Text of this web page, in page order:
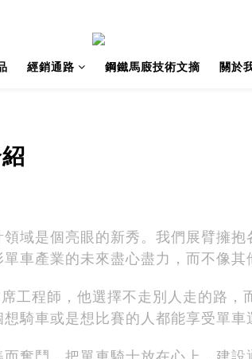
經銷通路 鋼鐵馬廄技術文摘 關於
是個亮眼的新秀。我們展臂擁抱
車產業的未來盡心盡力，而不像其
程師，他選擇不走別人走的路，
騎車或是想比賽的人都能享受單車